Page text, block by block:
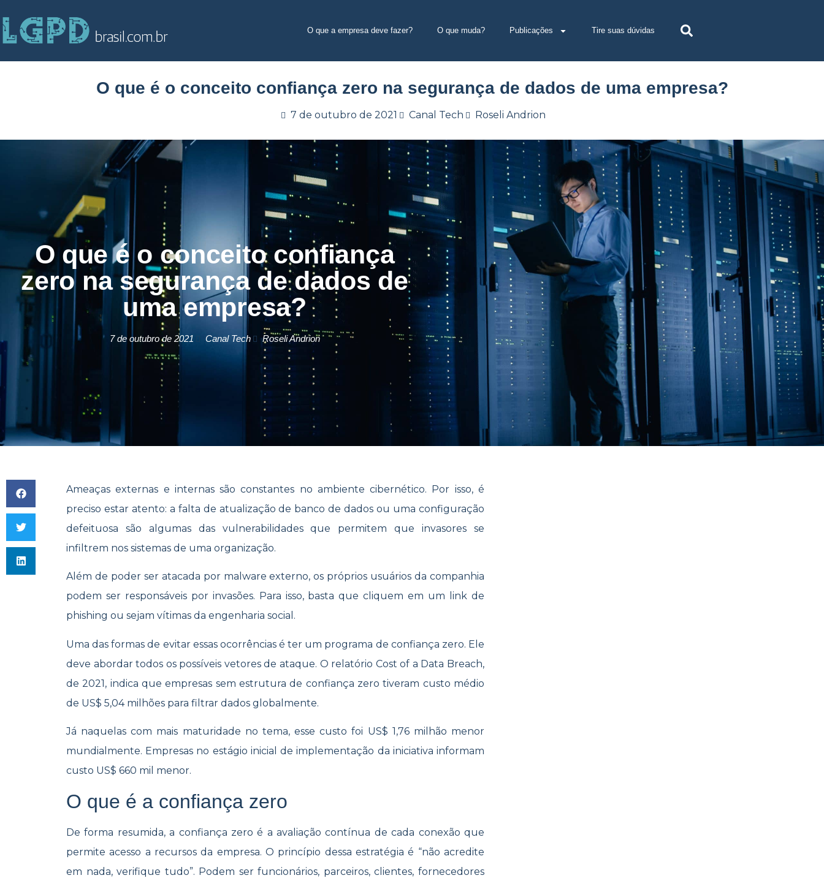
O que a empresa deve fazer? O que muda? Publicações Tire suas dúvidas
O que é o conceito confiança zero na segurança de dados de uma empresa?
7 de outubro de 2021 Canal Tech Roseli Andrion
O que é o conceito confiança
zero na segurança de dados de
uma empresa?
7 de outubro de 2021 Canal Tech Roseli Andrion
Ameaças externas e internas são constantes no ambiente cibernético. Por isso, é
preciso estar atento: a falta de atualização de banco de dados ou uma configuração
defeituosa são algumas das vulnerabilidades que permitem que invasores se
infiltrem nos sistemas de uma organização.
Além de poder ser atacada por malware externo, os próprios usuários da companhia
podem ser responsáveis por invasões. Para isso, basta que cliquem em um link de
phishing ou sejam vítimas da engenharia social.
Uma das formas de evitar essas ocorrências é ter um programa de confiança zero. Ele
deve abordar todos os possíveis vetores de ataque. O relatório Cost of a Data Breach,
de 2021, indica que empresas sem estrutura de confiança zero tiveram custo médio
de US$ 5,04 milhões para filtrar dados globalmente.
Já naquelas com mais maturidade no tema, esse custo foi US$ 1,76 milhão menor
mundialmente. Empresas no estágio inicial de implementação da iniciativa informam
custo US$ 660 mil menor.
O que é a confiança zero
De forma resumida, a confiança zero é a avaliação contínua de cada conexão que
permite acesso a recursos da empresa. O princípio dessa estratégia é “não acredite
em nada, verifique tudo”. Podem ser funcionários, parceiros, clientes, fornecedores